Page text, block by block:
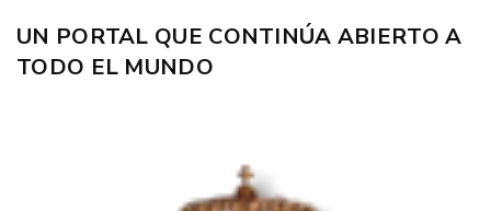
UN PORTAL QUE CONTINÚA ABIERTO A
TODO EL MUNDO